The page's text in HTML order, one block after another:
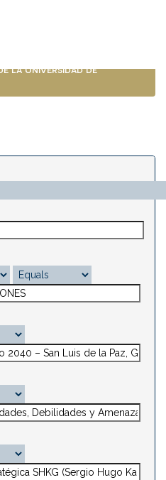
la Universidad de